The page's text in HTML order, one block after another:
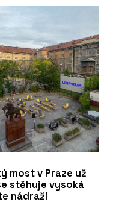
most v Praze už
stěhuje vysoká
nádraží